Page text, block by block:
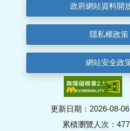
政府網站資料開
隱私權政策
網站安全政
更新日期：2026-08-
累積瀏覽人次：